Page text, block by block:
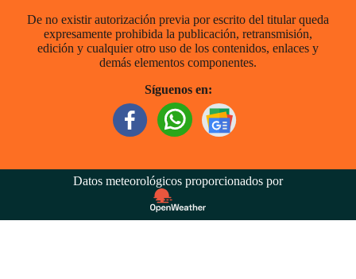
De no existir autorización previa por escrito del titular queda
expresamente prohibida la publicación, retransmisión,
edición y cualquier otro uso de los contenidos, enlaces y
demás elementos componentes.
Síguenos en:
Datos meteorológicos proporcionados por